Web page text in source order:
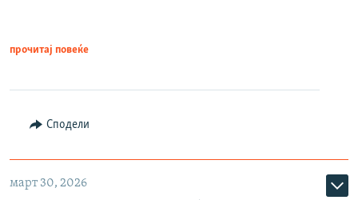
прочитај повеќе
Сподели
март 30, 2026